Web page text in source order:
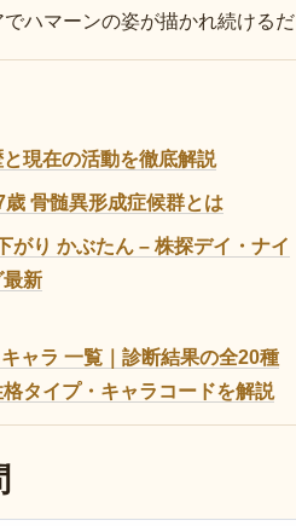
ハマーンの姿が描かれ続ける
現在の活動を徹底解説
骨髄異形成症候群とは
がり かぶたん – 株探デイ・ナイ
最新
ャラ 一覧｜診断結果の全20種
タイプ・キャラコードを解説